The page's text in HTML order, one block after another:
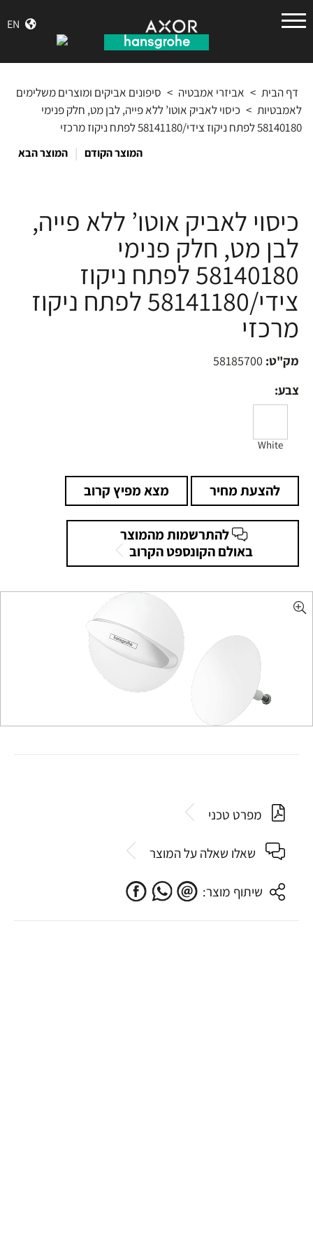
EN
גרואה
דף הבית > אביזרי אמבטיה > סיפונים אביקים ומוצרים משלימים
לאמבטיות > כיסוי לאביק אוטו’ ללא פייה, לבן מט, חלק פנימי
58140180 לפתח ניקוז צידי/58141180 לפתח ניקוז מרכזי
המוצר הקודם | המוצר הבא
כיסוי לאביק אוטו’ ללא פייה,
לבן מט, חלק פנימי
58140180 לפתח ניקוז
צידי/58141180 לפתח ניקוז
מרכזי
מק"ט: 58185700
צבע:
White
להצעת מחיר מצא מפיץ קרוב
להתרשמות מהמוצר
באולם הקונספט הקרוב
מפרט טכני
שאלו שאלה על המוצר
שיתוף מוצר: